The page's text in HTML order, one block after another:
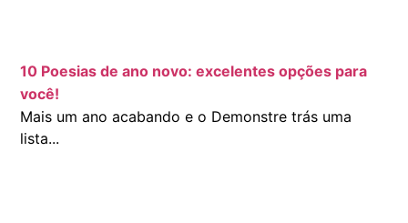
10 Poesias de ano novo: excelentes opções para
você!
Mais um ano acabando e o Demonstre trás uma
lista...